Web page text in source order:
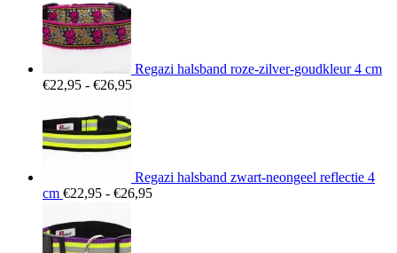
Regazi halsband roze-zilver-goudkleur 4 cm
€22,95 - €26,95Prijsklasse:
Regazi halsband zwart-neongeel reflectie 4
cm €22,95 - €26,95Prijsklasse: